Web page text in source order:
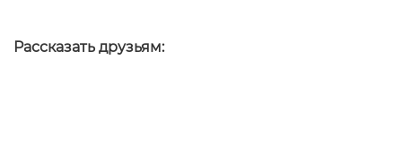
Рассказать друзьям: